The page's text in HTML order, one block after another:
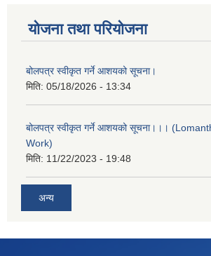
योजना तथा परियोजना
बोलपत्र स्वीकृत गर्ने आशयको सूचना।
मिति: 05/18/2026 - 13:34
बोलपत्र स्वीकृत गर्ने आशयको सूचना।।।
Work)
मिति: 11/22/2023 - 19:48
अन्य